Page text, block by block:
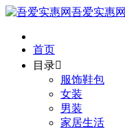
吾爱实惠网
首页
目录
服饰鞋包
女装
男装
家居生活